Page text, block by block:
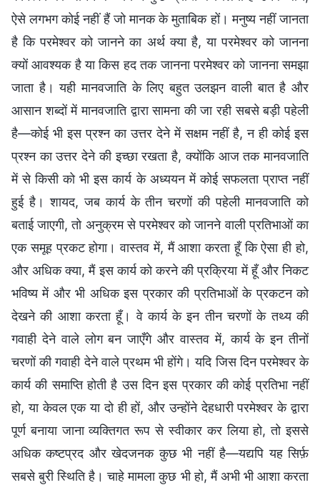
ऐसे लगभग कोई नहीं हैं जो मानक के मुताबिक हों। मनुष्य नहीं जानता
है कि परमेश्वर को जानने का अर्थ क्या है, या परमेश्वर को जानना
क्यों आवश्यक है या किस हद तक जानना परमेश्वर को जानना समझा
जाता है। यही मानवजाति के लिए बहुत उलझन वाली बात है और
आसान शब्दों में मानवजाति द्वारा सामना की जा रही सबसे बड़ी पहेली
है—कोई भी इस प्रश्न का उत्तर देने में सक्षम नहीं है, न ही कोई इस
प्रश्न का उत्तर देने की इच्छा रखता है, क्योंकि आज तक मानवजाति
में से किसी को भी इस कार्य के अध्ययन में कोई सफलता प्राप्त नहीं
हुई है। शायद, जब कार्य के तीन चरणों की पहेली मानवजाति को
बताई जाएगी, तो अनुक्रम से परमेश्वर को जानने वाली प्रतिभाओं का
एक समूह प्रकट होगा। वास्तव में, मैं आशा करता हूँ कि ऐसा ही हो,
और अधिक क्या, मैं इस कार्य को करने की प्रक्रिया में हूँ और निकट
भविष्य में और भी अधिक इस प्रकार की प्रतिभाओं के प्रकटन को
देखने की आशा करता हूँ। वे कार्य के इन तीन चरणों के तथ्य की
गवाही देने वाले लोग बन जाएँगे और वास्तव में, कार्य के इन तीनों
चरणों की गवाही देने वाले प्रथम भी होंगे। यदि जिस दिन परमेश्वर के
कार्य की समाप्ति होती है उस दिन इस प्रकार की कोई प्रतिभा नहीं
हो, या केवल एक या दो ही हों, और उन्होंने देहधारी परमेश्वर के द्वारा
पूर्ण बनाया जाना व्यक्तिगत रूप से स्वीकार कर लिया हो, तो इससे
अधिक कष्टप्रद और खेदजनक कुछ भी नहीं है—यद्यपि यह सिर्फ़
सबसे बुरी स्थिति है। चाहे मामला कुछ भी हो, मैं अभी भी आशा करता